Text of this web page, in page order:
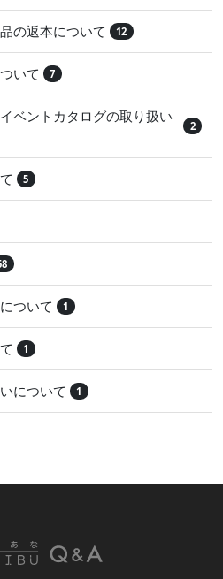
の返本について 12
いて 7
ベントカタログの取り扱い
2
5
ついて 1
1
について 1